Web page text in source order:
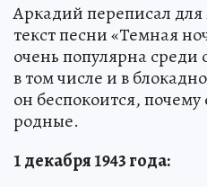
Аркадий переписал
текст песни «Темная
очень популярна
в том числе и в
он беспокоится,
родные.
1 декабря 1943 года: